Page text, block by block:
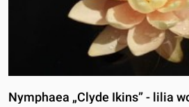
Nymphaea „Clyde Ikins” - lilia